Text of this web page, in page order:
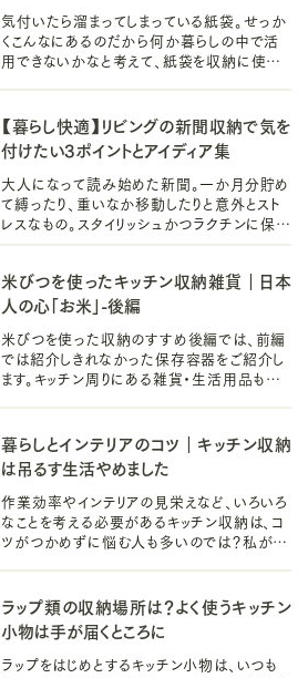
気付いたら溜まってしまっている紙袋。せっか
くこんなにあるのだから何か暮らしの中で活
用できないかなと考えて、紙袋を収納に使うこ
【暮らし快適】リビングの新聞収納で気を
付けたい3ポイントとアイディア集
大人になって読み始めた新聞。一か月分貯め
て縛ったり、重いなか移動したりと意外とスト
レスなもの。スタイリッシュかつラクチンに保管
米びつを使ったキッチン収納雑貨｜日本
人の心「お米」-後編
米びつを使った収納のすすめ後編では、前編
では紹介しきれなかった保存容器をご紹介し
ます。キッチン周りにある雑貨・生活用品も米
暮らしとインテリアのコツ｜キッチン収納
は吊るす生活やめました
作業効率やインテリアの見栄えなど、いろいろ
なことを考える必要があるキッチン収納は、コ
ツがつかめずに悩む人も多いのでは？私が暮
ラップ類の収納場所は？よく使うキッチン
小物は手が届くところに
ラップをはじめとするキッチン小物は、いつも